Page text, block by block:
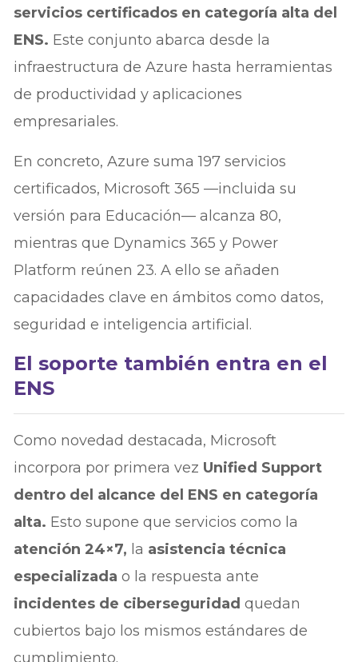
servicios certificados en categoría alta del
ENS. Este conjunto abarca desde la
infraestructura de Azure hasta herramientas
de productividad y aplicaciones
empresariales.
En concreto, Azure suma 197 servicios
certificados, Microsoft 365 —incluida su
versión para Educación— alcanza 80,
mientras que Dynamics 365 y Power
Platform reúnen 23. A ello se añaden
capacidades clave en ámbitos como datos,
seguridad e inteligencia artificial.
El soporte también entra en el
ENS
Como novedad destacada, Microsoft
incorpora por primera vez Unified Support
dentro del alcance del ENS en categoría
alta. Esto supone que servicios como la
atención 24×7, la asistencia técnica
especializada o la respuesta ante
incidentes de ciberseguridad quedan
cubiertos bajo los mismos estándares de
cumplimiento.